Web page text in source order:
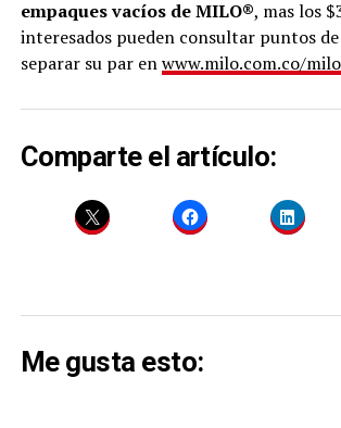
empaques vacíos de MILO®, mas los
interesados pueden consultar puntos
separar su par enwww.milo.com.co/
Comparte el artículo:
Me gusta esto: